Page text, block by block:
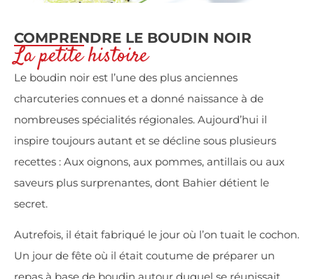
COMPRENDRE LE BOUDIN NOIR
La petite histoire
Le boudin noir est l’une des plus anciennes
charcuteries connues et a donné naissance à de
nombreuses spécialités régionales. Aujourd’hui il
inspire toujours autant et se décline sous plusieurs
recettes : Aux oignons, aux pommes, antillais ou aux
saveurs plus surprenantes, dont Bahier détient le
secret.
Autrefois, il était fabriqué le jour où l’on tuait le cochon.
Un jour de fête où il était coutume de préparer un